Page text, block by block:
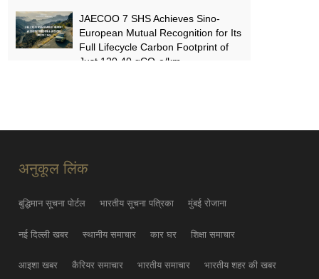
JAECOO 7 SHS Achieves Sino-
European Mutual Recognition for Its
Full Lifecycle Carbon Footprint of
Just 120.40 gCO₂e/km
05-21
अनुकूल लिंक
बुद्धिमान सूचना पोर्टल भारतीय सूचना पत्रिका मुंबई रोजाना
नई दिल्ली खबर स्थानीय समाचार कार घर शिक्षा समाचार
आइशा खबर कैरियर समाचार भारतीय समाचार भारतीय शहर की खबर